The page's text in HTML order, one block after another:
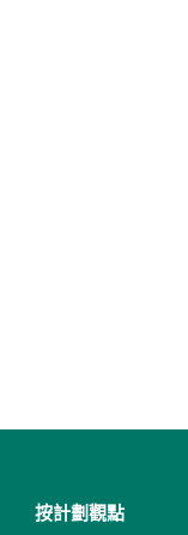
按計劃觀點